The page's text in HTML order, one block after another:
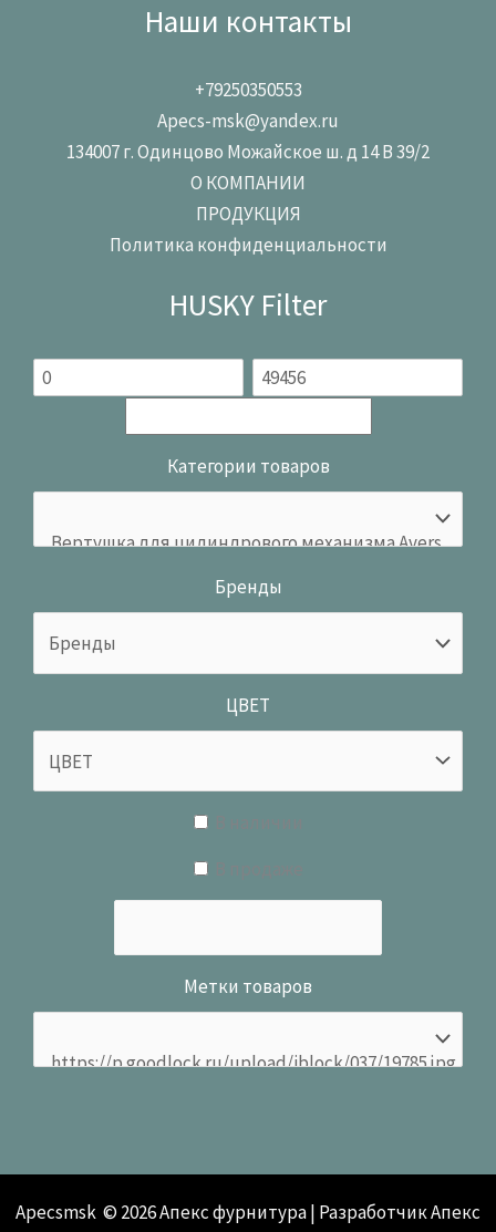
Наши контакты
+79250350553
Apecs-msk@yandex.ru
134007 г. Одинцово Можайское ш. д 14 В 39/2
О КОМПАНИИ
ПРОДУКЦИЯ
Политика конфиденциальности
HUSKY Filter
Категории товаров
Бренды
ЦВЕТ
Метки товаров
Apecsmsk © 2026 Апекс фурнитура | Разработчик Апекс